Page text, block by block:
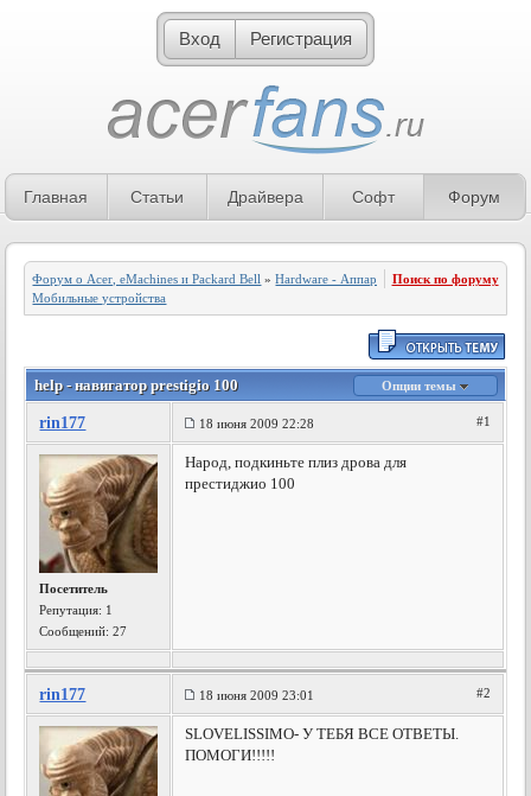
Вход Регистрация
Главная Статьи Драйвера Софт Форум
Форум о Acer, eMachines и Packard Bell »Hardware - Аппаратное обеспечение»
Мобильные устройства
Поиск по форуму
help - навигатор prestigio 100 Опции темы
rin177 18 июня 2009 22:28 #1
Посетитель
Репутация: 1
Сообщений: 27
Народ, подкиньте плиз дрова для
престиджио 100
rin177 18 июня 2009 23:01 #2
SLOVELISSIMO- У ТЕБЯ ВСЕ ОТВЕТЫ.
ПОМОГИ!!!!!